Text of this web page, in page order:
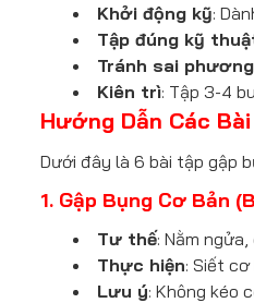
Khởi động kỹ:
Tập đúng kỹ
Tránh sai
Kiên trì: Tập 3-4
Hướng Dẫn Các
Dưới đây là 6 bài tập gập
1. Gập Bụng Cơ Bản
Tư thế: Nằm
Thực hiện: Siết
Lưu ý: Không kéo